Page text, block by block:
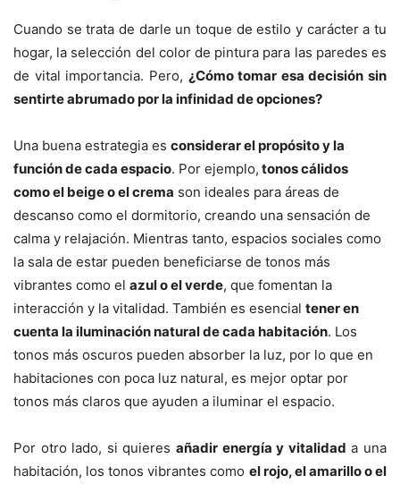
Cuando se trata de darle un toque de estilo y carácter a tu
hogar, la selección del color de pintura para las paredes es
de vital importancia. Pero, ¿Cómo tomar esa decisión sin
sentirte abrumado por la infinidad de opciones?
Una buena estrategia es considerar el propósito y la
función de cada espacio. Por ejemplo, tonos cálidos
como el beige o el crema son ideales para áreas de
descanso como el dormitorio, creando una sensación de
calma y relajación. Mientras tanto, espacios sociales como
la sala de estar pueden beneficiarse de tonos más
vibrantes como el azul o el verde, que fomentan la
interacción y la vitalidad. También es esencial tener en
cuenta la iluminación natural de cada habitación. Los
tonos más oscuros pueden absorber la luz, por lo que en
habitaciones con poca luz natural, es mejor optar por
tonos más claros que ayuden a iluminar el espacio.
Por otro lado, si quieres añadir energía y vitalidad a una
habitación, los tonos vibrantes como el rojo, el amarillo o el